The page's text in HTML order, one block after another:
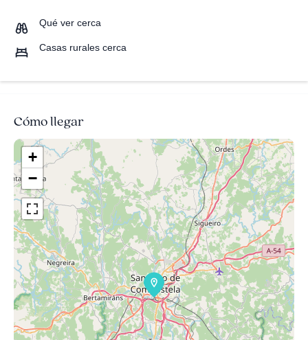
Qué ver cerca
Casas rurales cerca
Cómo llegar
+
−